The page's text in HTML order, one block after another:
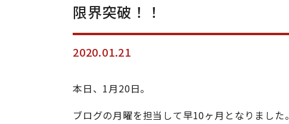
限界突破！！
2020.01.21
本日、1月20日。
ブログの月曜を担当して早10ヶ月となりました。